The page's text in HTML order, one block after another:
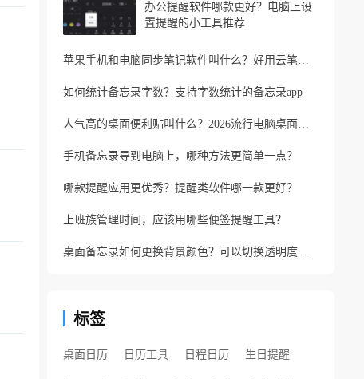
办公提醒软件哪款更好？电脑上设
置提醒的小工具推荐
苹果手机和电脑同步笔记软件叫什么？好用云笔记软件分享
如何统计备忘录字数？支持字数统计的备忘录app
人气高的桌面便利贴叫什么？2026流行电脑桌面便利贴
手机备忘录导到电脑上，哪种方法更简单一点？
哪款提醒应用更优秀？提醒类软件哪一款更好？
上班族管理时间，应该用哪些便签提醒工具？
桌面备忘录如何更换背景颜色？可以切换透明度的备忘录
标签
桌面日历 日历工具 日程日历 生日提醒